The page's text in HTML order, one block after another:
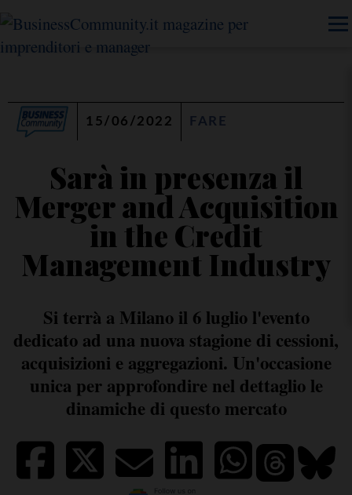
15/06/2022 FARE
Sarà in presenza il
Merger and Acquisition
in the Credit
Management Industry
Si terrà a Milano il 6 luglio l'evento
dedicato ad una nuova stagione di cessioni,
acquisizioni e aggregazioni. Un'occasione
unica per approfondire nel dettaglio le
dinamiche di questo mercato